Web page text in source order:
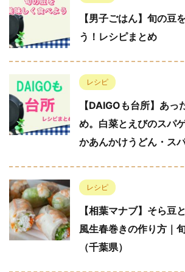
【男子ごはん】旬の豆
う！レシピまとめ
レシピ
【DAIGOも台所】あっ
め。白菜とえびのスパ
かあんかけうどん・ス
レシピ
【相葉マナブ】そら豆
風生春巻きの作り方｜
（千葉県）